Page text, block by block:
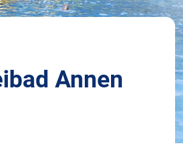
Annen